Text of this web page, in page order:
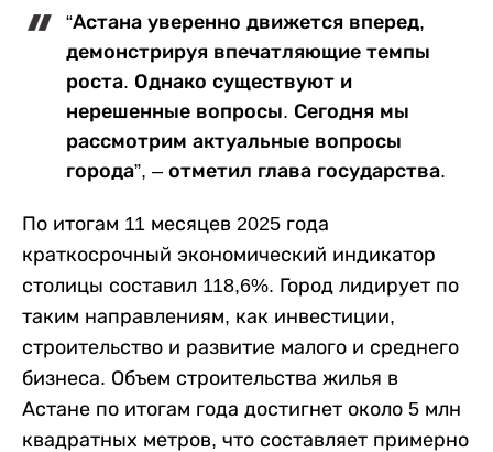
“Астана уверенно движется вперед,
демонстрируя впечатляющие темпы
роста. Однако существуют и
нерешенные вопросы. Сегодня мы
рассмотрим актуальные вопросы
города”, – отметил глава государства.
По итогам 11 месяцев 2025 года
краткосрочный экономический индикатор
столицы составил 118,6%. Город лидирует по
таким направлениям, как инвестиции,
строительство и развитие малого и среднего
бизнеса. Объем строительства жилья в
Астане по итогам года достигнет около 5 млн
квадратных метров, что составляет примерно